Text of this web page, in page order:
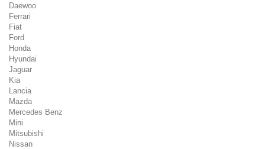
Daewoo
Ferrari
Fiat
Ford
Honda
Hyundai
Jaguar
Kia
Lancia
Mazda
Mercedes Benz
Mini
Mitsubishi
Nissan